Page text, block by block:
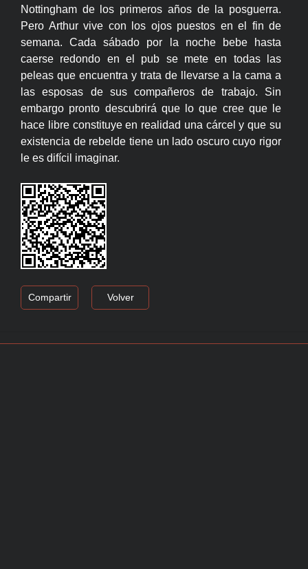
Nottingham de los primeros años de la posguerra.
Pero Arthur vive con los ojos puestos en el fin de
semana. Cada sábado por la noche bebe hasta
caerse redondo en el pub se mete en todas las
peleas que encuentra y trata de llevarse a la cama a
las esposas de sus compañeros de trabajo. Sin
embargo pronto descubrirá que lo que cree que le
hace libre constituye en realidad una cárcel y que su
existencia de rebelde tiene un lado oscuro cuyo rigor
le es difícil imaginar.
Compartir Volver